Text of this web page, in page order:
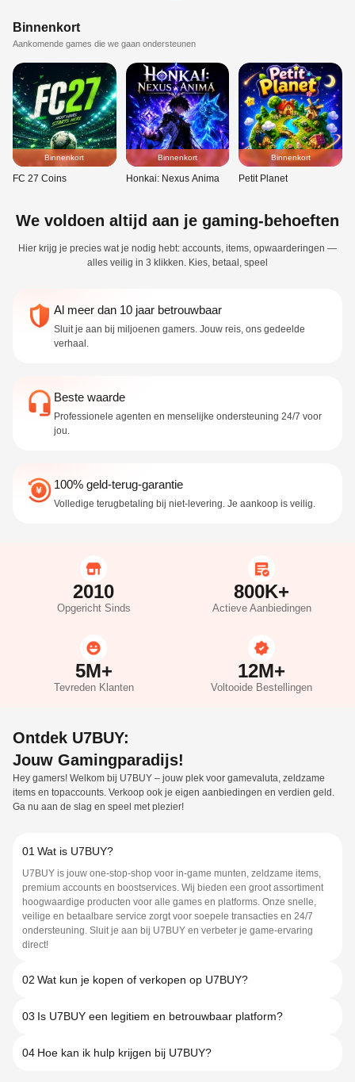
Binnenkort
Aankomende games die we gaan ondersteunen
Binnenkort
FC 27 Coins
Binnenkort
Honkai: Nexus Anima
Binnenkort
Petit Planet
We voldoen altijd aan je gaming-behoeften
Hier krijg je precies wat je nodig hebt: accounts, items, opwaarderingen —
alles veilig in 3 klikken. Kies, betaal, speel
Al meer dan 10 jaar betrouwbaar
Sluit je aan bij miljoenen gamers. Jouw reis, ons gedeelde
verhaal.
Beste waarde
Professionele agenten en menselijke ondersteuning 24/7 voor
jou.
100% geld-terug-garantie
Volledige terugbetaling bij niet-levering. Je aankoop is veilig.
2010
Opgericht Sinds
800K+
Actieve Aanbiedingen
5M+
Tevreden Klanten
12M+
Voltooide Bestellingen
Ontdek U7BUY:
Jouw Gamingparadijs!
Hey gamers! Welkom bij U7BUY – jouw plek voor gamevaluta, zeldzame
items en topaccounts. Verkoop ook je eigen aanbiedingen en verdien geld.
Ga nu aan de slag en speel met plezier!
01 Wat is U7BUY?
U7BUY is jouw one-stop-shop voor in-game munten, zeldzame items,
premium accounts en boostservices. Wij bieden een groot assortiment
hoogwaardige producten voor alle games en platforms. Onze snelle,
veilige en betaalbare service zorgt voor soepele transacties en 24/7
ondersteuning. Sluit je aan bij U7BUY en verbeter je game-ervaring
direct!
02 Wat kun je kopen of verkopen op U7BUY?
03 Is U7BUY een legitiem en betrouwbaar platform?
04 Hoe kan ik hulp krijgen bij U7BUY?